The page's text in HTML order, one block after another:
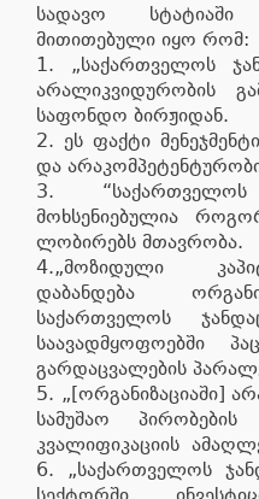
სადავო
მითითებული იყო რომ:
1. „საქართველოს
არალიკვიდურობის
საფონდო ბირჟიდან.
2. ეს ფაქტი
და
3.
მოხსენიებულია
ლობირებს მთავრობა.
4.„მოზიდული
დაბანდება
საქართველოს
საავადმყოფოებში
გარდაცვალების
5. „[ორგანიზაციაში]
სამუშაო
კვალიფიკაციის
6. „საქართველოს